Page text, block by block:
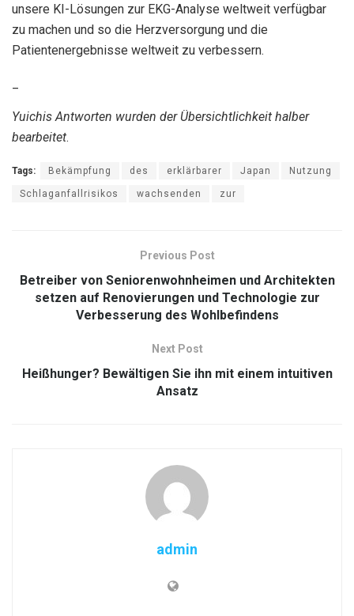
unsere KI-Lösungen zur EKG-Analyse weltweit verfügbar
zu machen und so die Herzversorgung und die
Patientenergebnisse weltweit zu verbessern.
Yuichis Antworten wurden der Übersichtlichkeit halber
bearbeitet.
Tags: Bekämpfung des erklärbarer Japan Nutzung
Schlaganfallrisikos wachsenden zur
Previous Post
Betreiber von Seniorenwohnheimen und Architekten
setzen auf Renovierungen und Technologie zur
Verbesserung des Wohlbefindens
Next Post
Heißhunger? Bewältigen Sie ihn mit einem intuitiven
Ansatz
admin